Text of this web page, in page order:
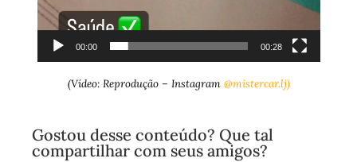
00:00 00:28
(Vídeo: Reprodução – Instagram @mistercar.lj)
Gostou desse conteúdo? Que tal
compartilhar com seus amigos?